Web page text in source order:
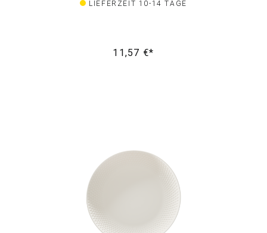
LIEFERZEIT 10-14 TAGE
11,57 €*